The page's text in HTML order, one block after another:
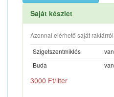
Saját készlet
Azonnal elérhető saját raktárról
Szigetszentmiklós
van
Buda
van
3000 Ft/liter